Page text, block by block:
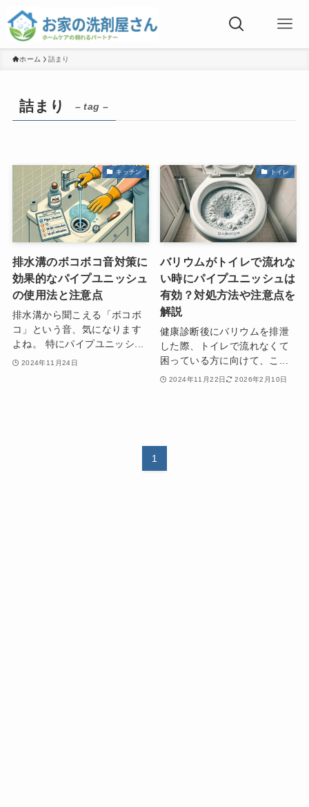
ホーム 詰まり
詰まり – tag –
キッチン
排水溝のボコボコ音対策に
効果的なパイプユニッシュ
の使用法と注意点
排水溝から聞こえる「ボコボ
コ」という音、気になります
よね。 特にパイプユニッシ...
2024年11月24日
トイレ
バリウムがトイレで流れな
い時にパイプユニッシュは
有効？対処方法や注意点を
解説
健康診断後にバリウムを排泄
した際、トイレで流れなくて
困っている方に向けて、こ...
2024年11月22日 2026年2月10日
1